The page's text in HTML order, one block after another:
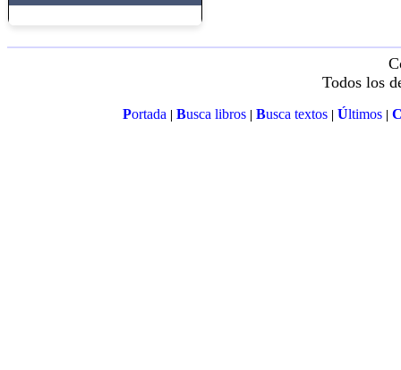
Todos los
Portada| Busca libros| Busca textos| Últimos|